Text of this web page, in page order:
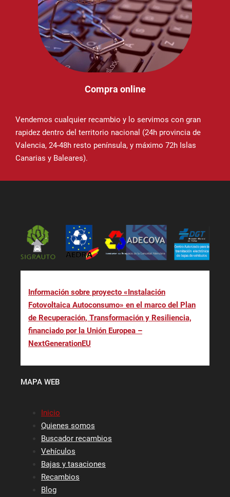
Compra online
Vendemos cualquier recambio y lo servimos con gran
rapidez dentro del territorio nacional (24h provincia de
Valencia, 24-48h resto península, y máximo 72h Islas
Canarias y Baleares).
Información sobre proyecto «Instalación
Fotovoltaica Autoconsumo» en el marco del Plan
de Recuperación, Transformación y Resiliencia,
financiado por la Unión Europea –
NextGenerationEU
MAPA WEB
Inicio
Quienes somos
Buscador recambios
Vehículos
Bajas y tasaciones
Recambios
Blog